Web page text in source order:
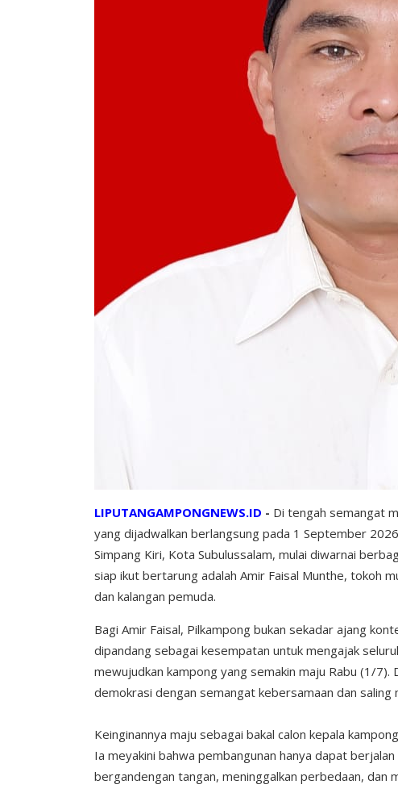
LIPUTANGAMPONGNEWS.ID - Di tengah semangat
yang dijadwalkan berlangsung pada 1 September
Simpang Kiri, Kota Subulussalam, mulai diwarnai
siap ikut bertarung adalah Amir Faisal Munthe, tokoh
dan kalangan pemuda.
Bagi Amir Faisal, Pilkampong bukan sekadar ajang
dipandang sebagai kesempatan untuk mengajak
mewujudkan kampong yang semakin maju Rabu (1/
demokrasi dengan semangat kebersamaan dan saling
Keinginannya maju sebagai bakal calon kepala
Ia meyakini bahwa pembangunan hanya dapat
bergandengan tangan, meninggalkan perbedaan, dan